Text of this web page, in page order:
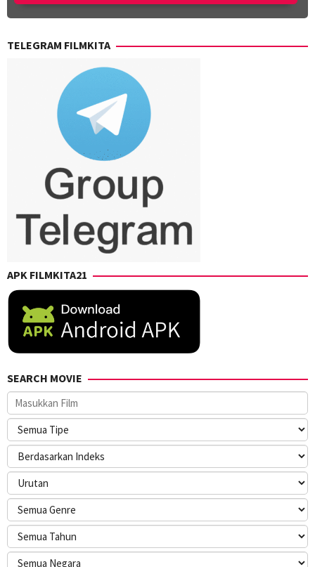
Nakazawa,
Seiji
Shinya
Shimomura,
Takashi
Mamezuka
Takashi
Suhara
Takuro
Takahashi,
Yuji
Shimizu,
Yusuke
Kubo
TELEGRAM FILMKITA
APK FILMKITA21
SEARCH MOVIE